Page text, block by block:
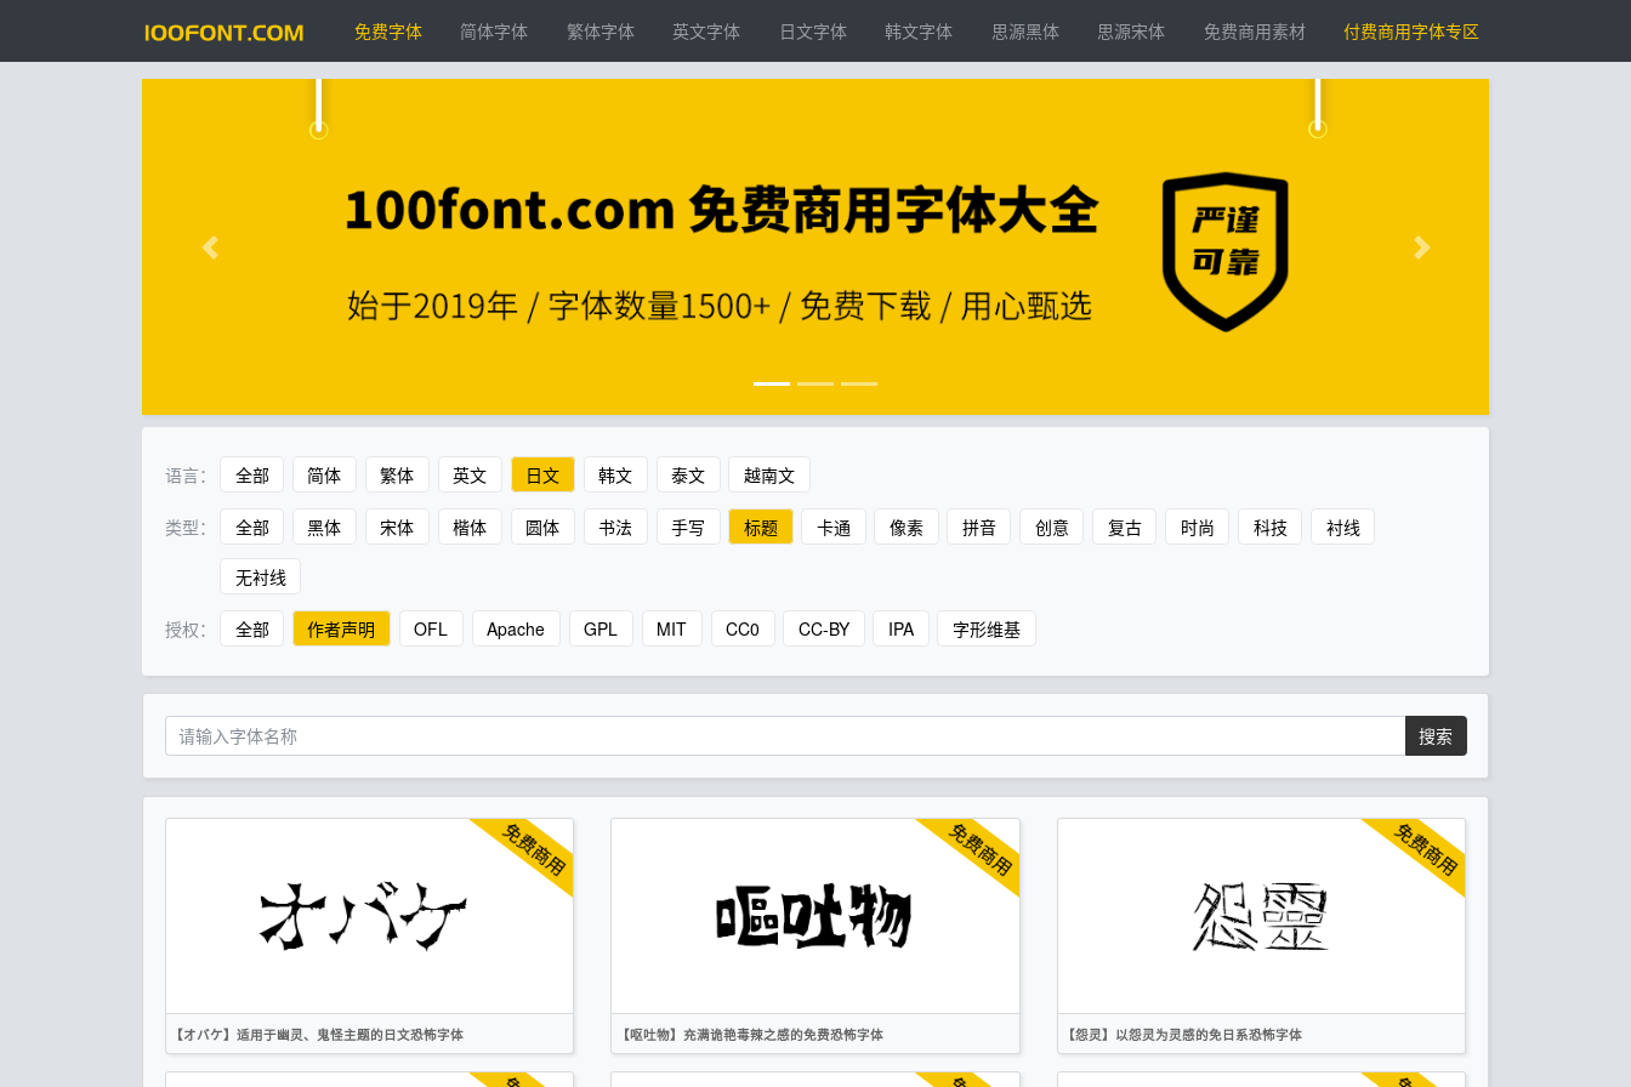
免费字体 简体字体 繁体字体 英文字体 日文字体 韩文字体 思源黑体 思源宋体 免费商用素材 付费商用字体专区
语言： 全部 简体 繁体 英文 日文 韩文 泰文 越南文
类型： 全部 黑体 宋体 楷体 圆体 书法 手写 标题 卡通 像素 拼音 创意 复古 时尚 科技 衬线
无衬线
授权： 全部 作者声明 OFL Apache GPL MIT CC0 CC-BY IPA 字形维基
搜索
【オバケ】适用于幽灵、鬼怪主题的日文恐怖字体
日文
【呕吐物】充满诡艳毒辣之感的免费恐怖字体
繁体
【怨灵】以怨灵为灵感的免日系恐怖字体
繁体